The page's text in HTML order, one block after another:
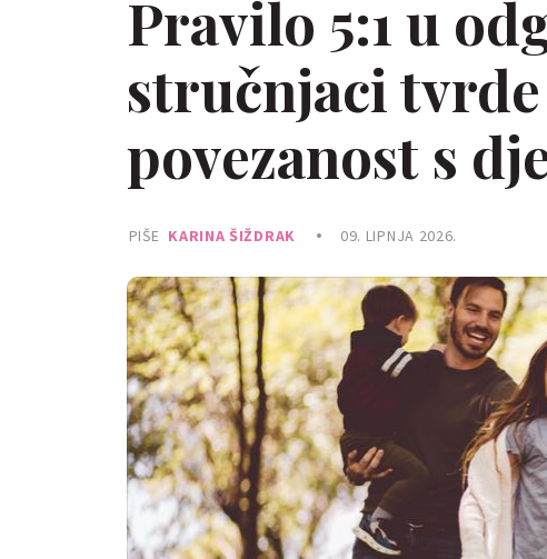
Pravilo 5:1 u
stručnjaci
povezanost s
PIŠE KARINA ŠIŽDRAK 09. LIPNJA 2026.